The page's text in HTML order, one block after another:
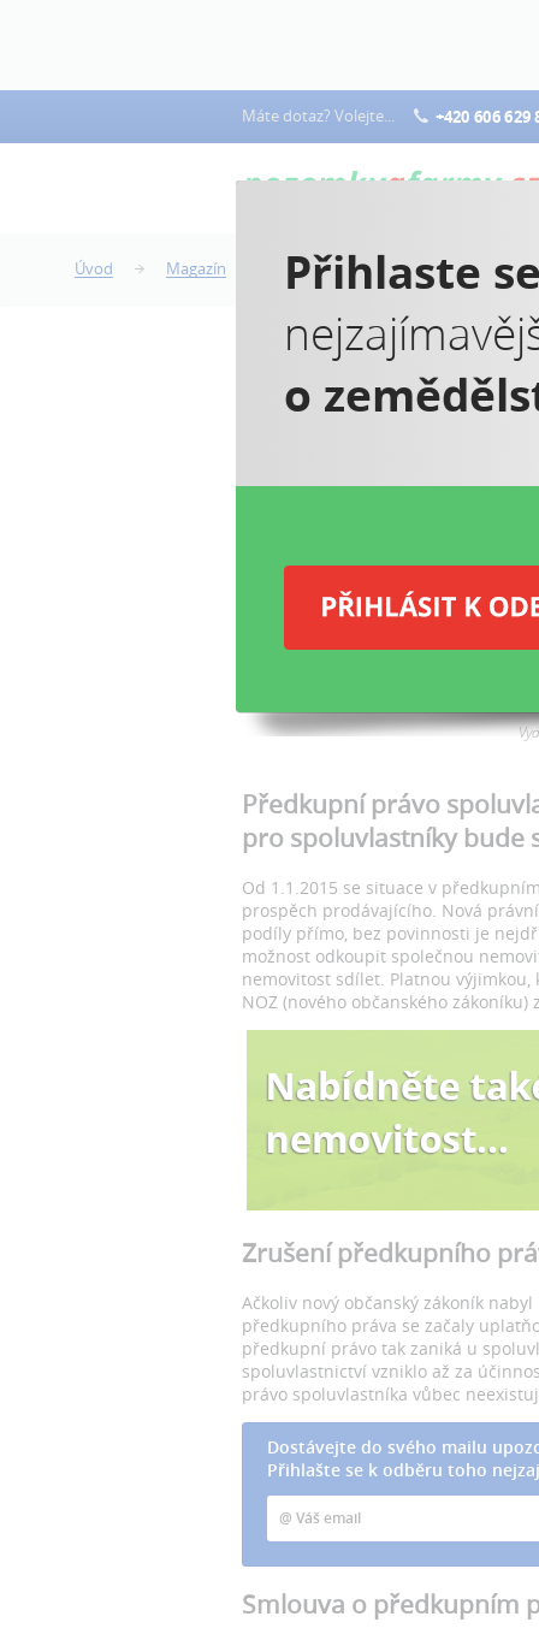
Máte dotaz? Volejte... +420 606 629
Úvod Magazín Předkupní právo spoluvlastníků
Předkupní právo
pro spoluvlastníky bude
Od 1.1.2015 se situace v
prospěch prodávajícího. Nová
podíly přímo, bez povinnosti je
možnost odkoupit společnou
nemovitost sdílet. Platnou
NOZ (nového občanského
Zrušení předkupního
Ačkoliv nový občanský zákoník
předkupního práva se začaly
předkupní právo tak zaniká u
spoluvlastnictví vzniklo až za
právo spoluvlastníka vůbec
Dostávejte do svého mailu
Přihlašte se k odběru toho
Smlouva o předkupním
Přihlaste
o